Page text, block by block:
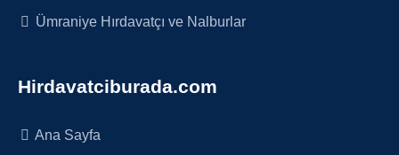
Ümraniye Hırdavatçı ve Nalburlar
Hirdavatciburada.com
Ana Sayfa